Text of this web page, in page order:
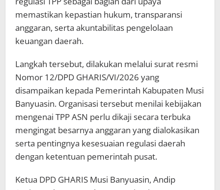
memastikan kepastian hukum, transparansi
anggaran, serta akuntabilitas pengelolaan
keuangan daerah.
Langkah tersebut, dilakukan melalui surat resmi
Nomor 12/DPD GHARIS/VI/2026 yang
disampaikan kepada Pemerintah Kabupaten Musi
Banyuasin. Organisasi tersebut menilai kebijakan
mengenai TPP ASN perlu dikaji secara terbuka
mengingat besarnya anggaran yang dialokasikan
serta pentingnya kesesuaian regulasi daerah
dengan ketentuan pemerintah pusat.
Ketua DPD GHARIS Musi Banyuasin, Andip